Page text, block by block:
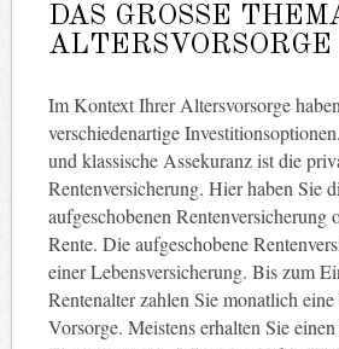
DAS GROSSE
ALTERSVORSORGE
Im Kontext Ihrer Altersvorsorge
verschiedenartige
und klassische Assekuranz ist die
Rentenversicherung. Hier haben Sie
aufgeschobenen Rentenversicherung
Rente. Die aufgeschobene
einer Lebensversicherung. Bis zum
Rentenalter zahlen Sie monatlich
Vorsorge. Meistens erhalten Sie